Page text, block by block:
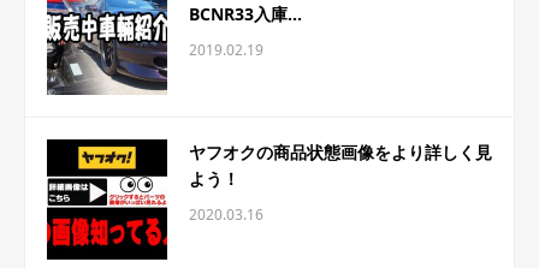
BCNR33入庫...
2019.02.19
ヤフオクの商品状態画像をより詳しく見
よう！
2020.03.16